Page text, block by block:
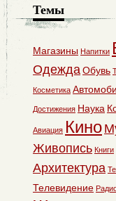
Темы
Магазины Напитки
ОдеждаОбувь
Косметика
Достижения Наука
Авиация Кино
Живопись Книги
Архитектура
Телевидение